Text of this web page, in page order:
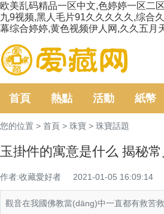
欧美乱码精品一区中文,色婷婷一区二
九9视频,黑人毛片91久久久久久,综合
幕综合婷婷,黄色视频伊人网,久久五月
首頁 熱點 活動 紙幣
您的位置 > 首頁 > 珠寶 > 珠寶話題
玉掛件的寓意是什么 揭秘
作者:收藏愛好者 2021-01-05 16:09:14
觀音在我國佛教當(dāng)中一直都有救苦